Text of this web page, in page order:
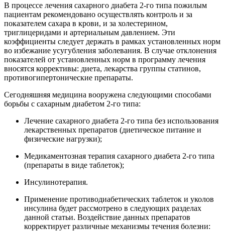
В процессе лечения сахарного диабета 2-го типа пожилым
пациентам рекомендовано осуществлять контроль и за
показателем сахара в крови, и за холестерином,
триглицеридами и артериальным давлением. Эти
коэффициенты следует держать в рамках установленных норм
во избежание усугубления заболевания. В случае отклонения
показателей от установленных норм в программу лечения
вносятся коррективы: диета, лекарства группы статинов,
противогипертонические препараты.
Сегодняшняя медицина вооружена следующими способами
борьбы с сахарным диабетом 2-го типа:
Лечение сахарного диабета 2-го типа без использования
лекарственных препаратов (диетическое питание и
физические нагрузки);
Медикаментозная терапия сахарного диабета 2-го типа
(препараты в виде таблеток);
Инсулинотерапия.
Применение противодиабетических таблеток и уколов
инсулина будет рассмотрено в следующих разделах
данной статьи. Воздействие данных препаратов
корректирует различные механизмы течения болезни: